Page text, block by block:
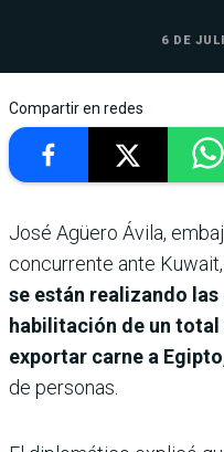
6 DE
Compartir en redes
José Agüero Ávila,
concurrente ante
se están realizando
habilitación de un
exportar carne a
de personas.